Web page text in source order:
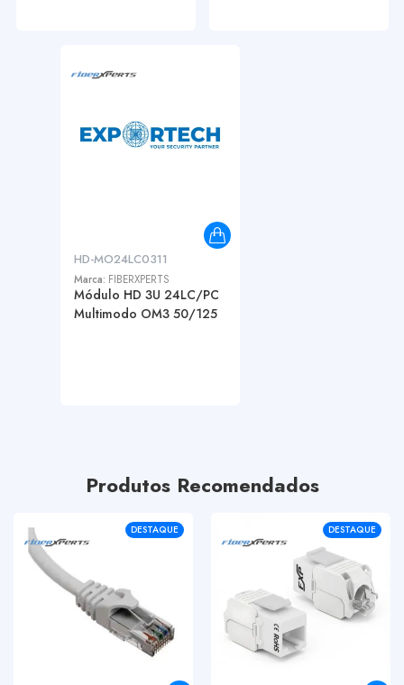
HD-MO24LC0311
Marca: FIBERXPERTS
Módulo HD 3U 24LC/PC
Multimodo OM3 50/125
Produtos Recomendados
DESTAQUE DESTAQUE